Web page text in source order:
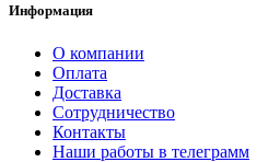
Информация
О компании
Оплата
Доставка
Сотрудничество
Контакты
Наши работы в телеграмм